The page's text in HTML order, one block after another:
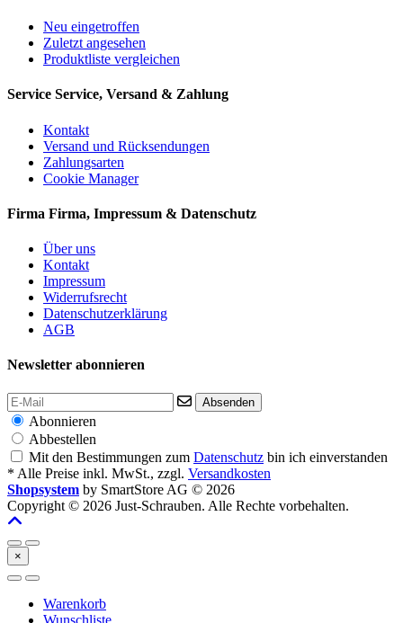
Neu eingetroffen
Zuletzt angesehen
Produktliste vergleichen
Service Service, Versand & Zahlung
Kontakt
Versand und Rücksendungen
Zahlungsarten
Cookie Manager
Firma Firma, Impressum & Datenschutz
Über uns
Kontakt
Impressum
Widerrufsrecht
Datenschutzerklärung
AGB
Newsletter abonnieren
Absenden
Abonnieren
Abbestellen
Mit den Bestimmungen zum Datenschutz bin ich einverstanden
* Alle Preise inkl. MwSt., zzgl. Versandkosten
Shopsystem by SmartStore AG © 2026
Copyright © 2026 Just-Schrauben. Alle Rechte vorbehalten.
×
Warenkorb
Wunschliste